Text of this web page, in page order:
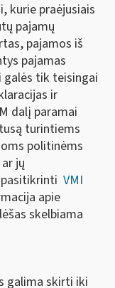
kurie praėjusiais
pajamų
pajamos iš
pajamas
tik teisingai
ir
dalį paramai
turintiems
politinėms
jų
VMI
apie
skelbiama
galima skirti iki